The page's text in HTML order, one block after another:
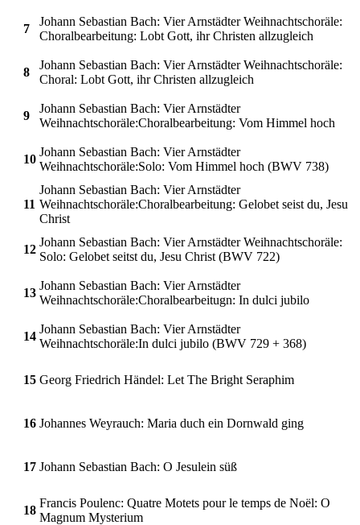
7
Johann Sebastian Bach: Vier Arnstädter Weihnachtschoräle:
Choralbearbeitung: Lobt Gott, ihr Christen allzugleich
8
Johann Sebastian Bach: Vier Arnstädter Weihnachtschoräle:
Choral: Lobt Gott, ihr Christen allzugleich
9
Johann Sebastian Bach: Vier Arnstädter
Weihnachtschoräle:Choralbearbeitung: Vom Himmel hoch
10
Johann Sebastian Bach: Vier Arnstädter
Weihnachtschoräle:Solo: Vom Himmel hoch (BWV 738)
11
Johann Sebastian Bach: Vier Arnstädter
Weihnachtschoräle:Choralbearbeitung: Gelobet seist du, Jesu
Christ
12
Johann Sebastian Bach: Vier Arnstädter Weihnachtschoräle:
Solo: Gelobet seitst du, Jesu Christ (BWV 722)
13
Johann Sebastian Bach: Vier Arnstädter
Weihnachtschoräle:Choralbearbeitugn: In dulci jubilo
14
Johann Sebastian Bach: Vier Arnstädter
Weihnachtschoräle:In dulci jubilo (BWV 729 + 368)
15 Georg Friedrich Händel: Let The Bright Seraphim
16 Johannes Weyrauch: Maria duch ein Dornwald ging
17 Johann Sebastian Bach: O Jesulein süß
18
Francis Poulenc: Quatre Motets pour le temps de Noël: O
Magnum Mysterium